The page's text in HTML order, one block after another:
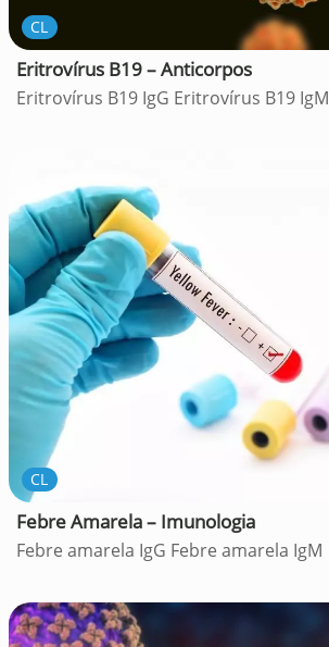
CL
Eritrovírus B19 – Anticorpos
Eritrovírus B19 IgG Eritrovírus B19 IgM
CL
Febre Amarela – Imunologia
Febre amarela IgG Febre amarela IgM